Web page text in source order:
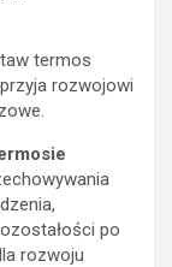
termos
rozwojowi
po
rozwoju